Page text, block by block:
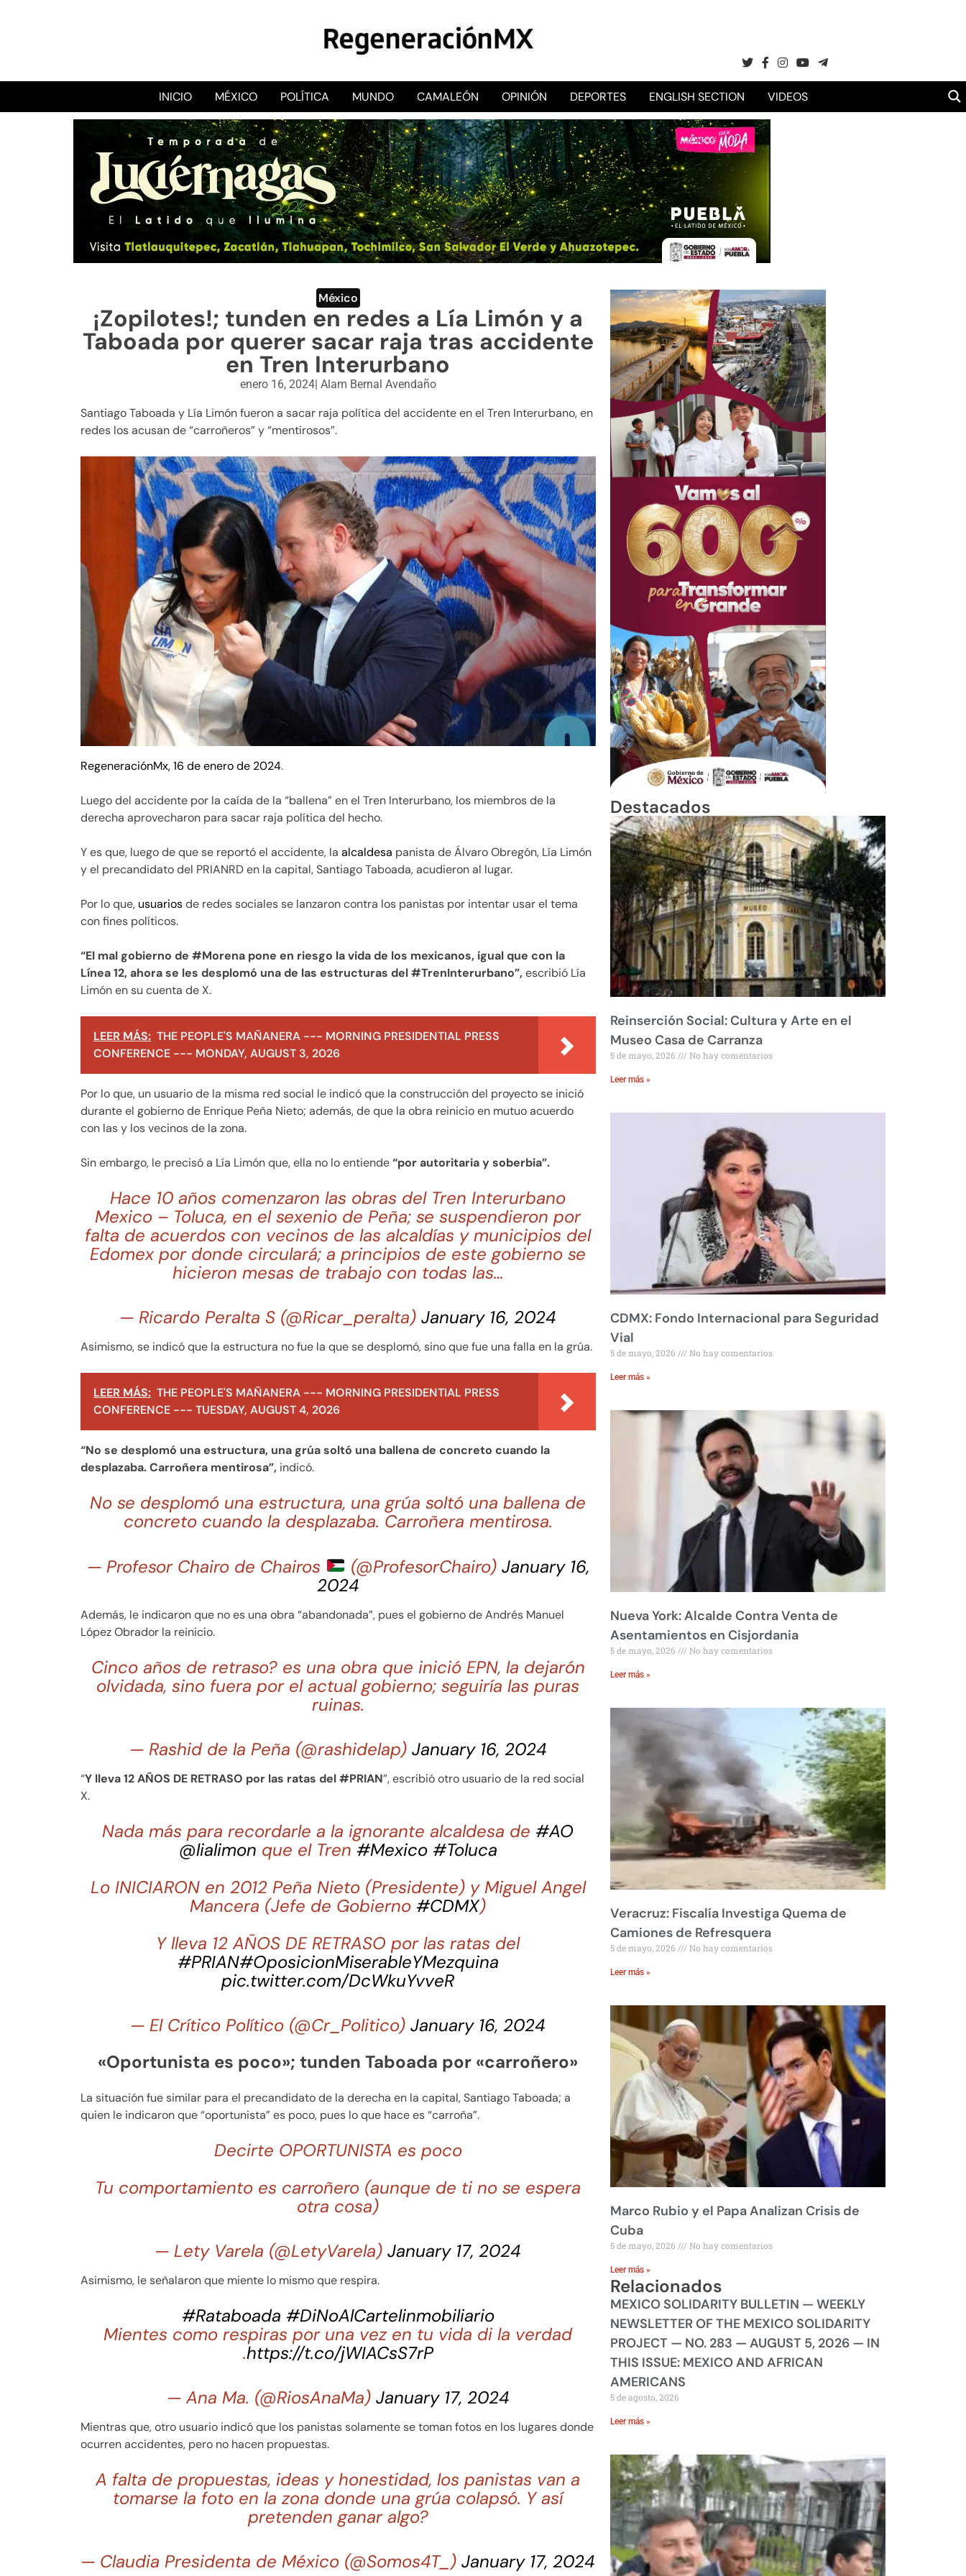
RegeneraciónMX
Sitio de noticias libre e independiente
INICIO MÉXICO POLÍTICA MUNDO CAMALEÓN OPINIÓN DEPORTES ENGLISH SECTION VIDEOS
México
¡Zopilotes!; tunden en redes a Lía Limón y a
Taboada por querer sacar raja tras accidente
en Tren Interurbano
enero 16, 2024| Alam Bernal Avendaño
Santiago Taboada y Lía Limón fueron a sacar raja política del accidente en el Tren Interurbano, en
redes los acusan de “carroñeros” y “mentirosos”.
RegeneraciónMx, 16 de enero de 2024.
Luego del accidente por la caída de la “ballena” en el Tren Interurbano, los miembros de la
derecha aprovecharon para sacar raja política del hecho.
Y es que, luego de que se reportó el accidente, la alcaldesa panista de Álvaro Obregón, Lía Limón
y el precandidato del PRIANRD en la capital, Santiago Taboada, acudieron al lugar.
Por lo que, usuariosde redes sociales se lanzaron contra los panistas por intentar usar el tema
con fines políticos.
“El mal gobierno de #Morena pone en riesgo la vida de los mexicanos, igual que con la
Línea 12, ahora se les desplomó una de las estructuras del #TrenInterurbano”, escribió Lía
Limón en su cuenta de X.
LEER MÁS: THE PEOPLE'S MAÑANERA --- MORNING PRESIDENTIAL PRESS
CONFERENCE --- MONDAY, AUGUST 3, 2026
Por lo que, un usuario de la misma red social le indicó que la construcción del proyecto se inició
durante el gobierno de Enrique Peña Nieto; además, de que la obra reinicio en mutuo acuerdo
con las y los vecinos de la zona.
Sin embargo, le precisó a Lía Limón que, ella no lo entiende“por autoritaria y soberbia”.
Hace 10 años comenzaron las obras del Tren Interurbano
Mexico – Toluca, en el sexenio de Peña; se suspendieron por
falta de acuerdos con vecinos de las alcaldías y municipios del
Edomex por donde circulará; a principios de este gobierno se
hicieron mesas de trabajo con todas las…
— Ricardo Peralta S (@Ricar_peralta)January 16, 2024
Asimismo, se indicó que la estructura no fue la que se desplomó, sino que fue una falla en la grúa.
LEER MÁS: THE PEOPLE'S MAÑANERA --- MORNING PRESIDENTIAL PRESS
CONFERENCE --- TUESDAY, AUGUST 4, 2026
“No se desplomó una estructura, una grúa soltó una ballena de concreto cuando la
desplazaba. Carroñera mentirosa”, indicó.
No se desplomó una estructura, una grúa soltó una ballena de
concreto cuando la desplazaba. Carroñera mentirosa.
— Profesor Chairo de Chairos (@ProfesorChairo) January 16,
2024
Además, le indicaron que no es una obra “abandonada”, pues el gobierno de Andrés Manuel
López Obrador la reinicio.
Cinco años de retraso? es una obra que inició EPN, la dejarón
olvidada, sino fuera por el actual gobierno; seguiría las puras
ruinas.
— Rashid de la Peña (@rashidelap) January 16, 2024
“Y lleva 12 AÑOS DE RETRASO por las ratas del #PRIAN”, escribió otro usuario de la red social
X.
Nada más para recordarle a la ignorante alcaldesa de #AO
@lialimon que el Tren #Mexico #Toluca
Lo INICIARON en 2012 Peña Nieto (Presidente) y Miguel Angel
Mancera (Jefe de Gobierno #CDMX)
Y lleva 12 AÑOS DE RETRASO por las ratas del
#PRIAN#OposicionMiserableYMezquina
pic.twitter.com/DcWkuYvveR
— El Crítico Político (@Cr_Politico)January 16, 2024
«Oportunista es poco»; tunden Taboada por «carroñero»
La situación fue similar para el precandidato de la derecha en la capital, Santiago Taboada; a
quien le indicaron que “oportunista” es poco, pues lo que hace es “carroña”.
Decirte OPORTUNISTA es poco
Tu comportamiento es carroñero (aunque de ti no se espera
otra cosa)
— Lety Varela (@LetyVarela)January 17, 2024
Asimismo, le señalaron que miente lo mismo que respira.
#Rataboada #DiNoAlCartelinmobiliario
Mientes como respiras por una vez en tu vida di la verdad
.https://t.co/jWIACsS7rP
— Ana Ma. (@RiosAnaMa) January 17, 2024
Mientras que, otro usuario indicó que los panistas solamente se toman fotos en los lugares donde
ocurren accidentes, pero no hacen propuestas.
A falta de propuestas, ideas y honestidad, los panistas van a
tomarse la foto en la zona donde una grúa colapsó. Y así
pretenden ganar algo?
— Claudia Presidenta de México (@Somos4T_)January 17, 2024
Destacados
Reinserción Social: Cultura y Arte en el
Museo Casa de Carranza
5 de mayo, 2026 No hay comentarios
Leer más »
CDMX: Fondo Internacional para Seguridad
Vial
5 de mayo, 2026 No hay comentarios
Leer más »
Nueva York: Alcalde Contra Venta de
Asentamientos en Cisjordania
5 de mayo, 2026 No hay comentarios
Leer más »
Veracruz: Fiscalía Investiga Quema de
Camiones de Refresquera
5 de mayo, 2026 No hay comentarios
Leer más »
Marco Rubio y el Papa Analizan Crisis de
Cuba
5 de mayo, 2026 No hay comentarios
Leer más »
Relacionados
MEXICO SOLIDARITY BULLETIN — WEEKLY
NEWSLETTER OF THE MEXICO SOLIDARITY
PROJECT — NO. 283 — AUGUST 5, 2026 — IN
THIS ISSUE: MEXICO AND AFRICAN
AMERICANS
5 de agosto, 2026
Leer más »